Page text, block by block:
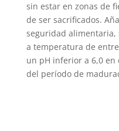
sin estar en zonas de
de ser sacrificados.
seguridad alimentaria,
a temperatura de
un pH inferior a 6,0
del período de